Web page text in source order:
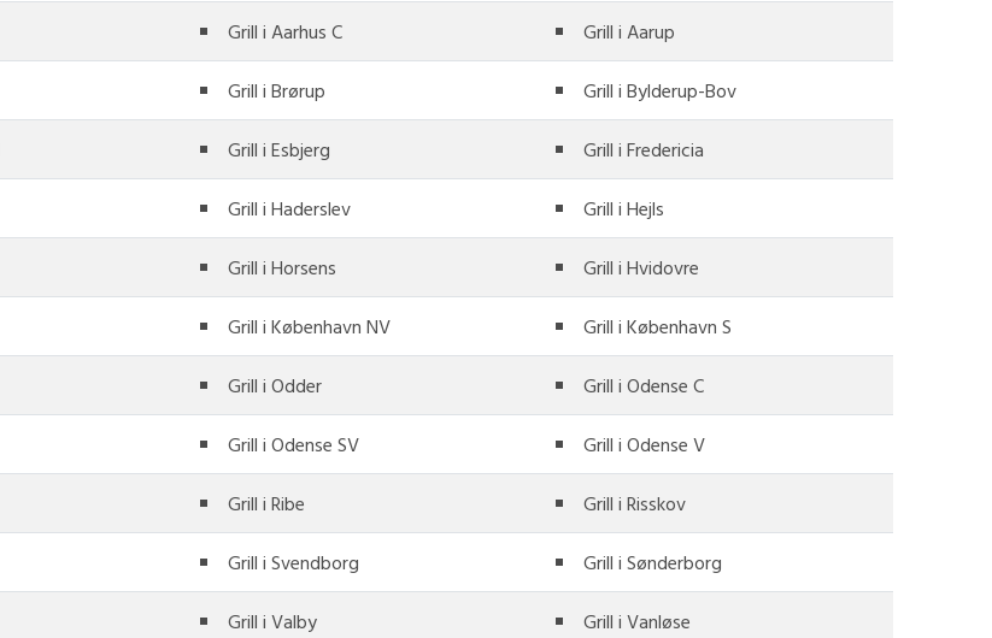
Grill i Aarhus C Grill i Aarup
Grill i Brørup Grill i Bylderup-Bov
Grill i Esbjerg Grill i Fredericia
Grill i Haderslev Grill i Hejls
Grill i Horsens Grill i Hvidovre
Grill i København NV Grill i København S
Grill i Odder Grill i Odense C
Grill i Odense SV Grill i Odense V
Grill i Ribe Grill i Risskov
Grill i Svendborg Grill i Sønderborg
Grill i Valby Grill i Vanløse